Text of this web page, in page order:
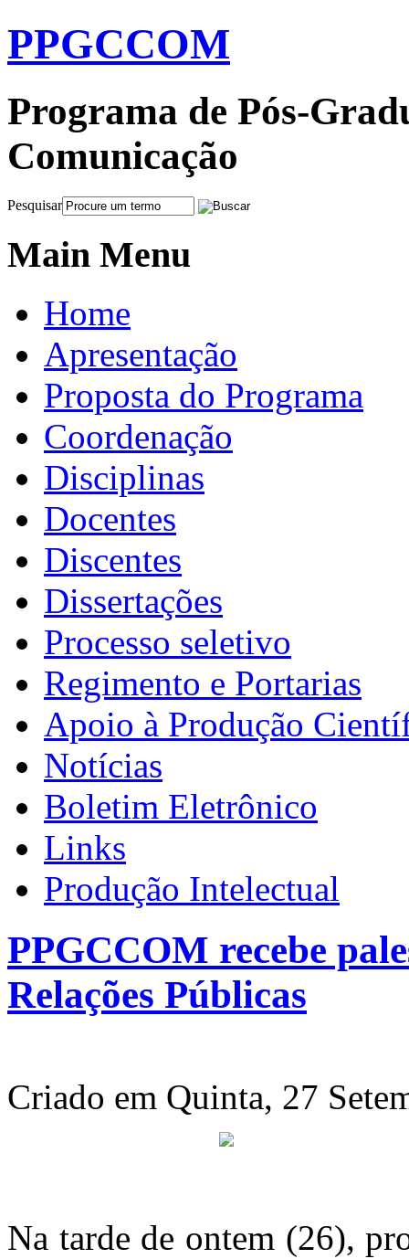
PPGCCOM
Programa de Pós-
Comunicação
Pesquisar
Main Menu
Home
Apresentação
Proposta do Programa
Coordenação
Disciplinas
Docentes
Discentes
Dissertações
Processo seletivo
Regimento e Portarias
Apoio à Produção
Notícias
Boletim Eletrônico
Links
Produção Intelectual
PPGCCOM recebe
Relações Públicas
Criado em Quinta, 27
Na tarde de ontem (26),